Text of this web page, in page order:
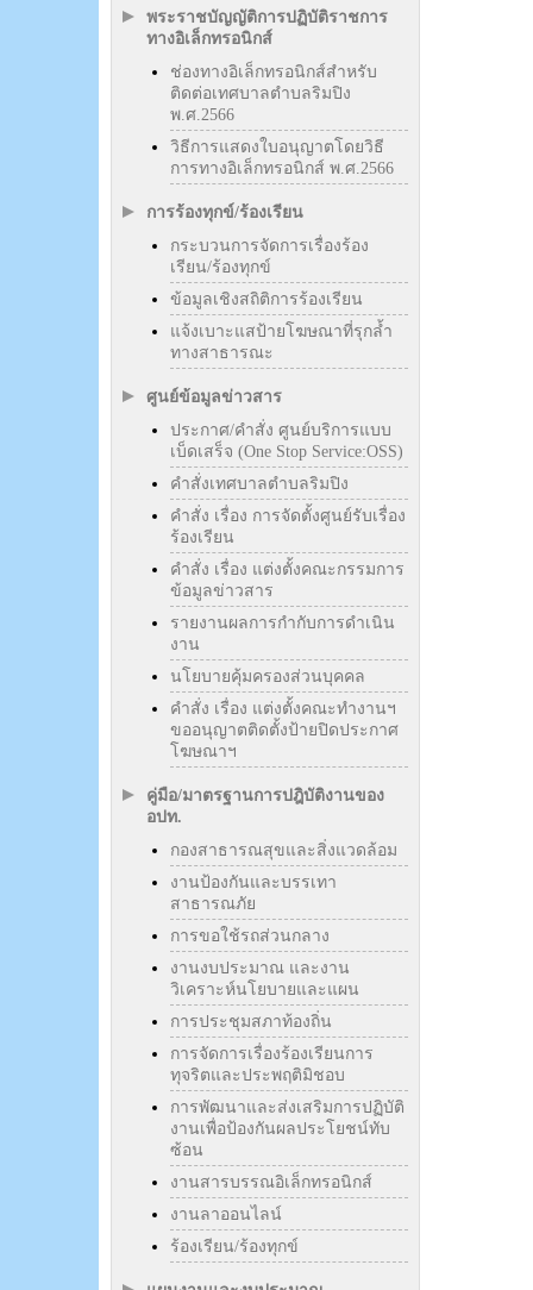
พระราชบัญญัติการปฏิบัติราชการ
ทางอิเล็กทรอนิกส์
ช่องทางอิเล็กทรอนิกส์สำหรับ
ติดต่อเทศบาลตำบลริมปิง
พ.ศ.2566
วิธีการแสดงใบอนุญาตโดยวิธี
การทางอิเล็กทรอนิกส์ พ.ศ.2566
การร้องทุกข์/ร้องเรียน
กระบวนการจัดการเรื่องร้อง
เรียน/ร้องทุกข์
ข้อมูลเชิงสถิติการร้องเรียน
แจ้งเบาะแสป้ายโฆษณาที่รุกล้ำ
ทางสาธารณะ
ศูนย์ข้อมูลข่าวสาร
ประกาศ/คำสั่ง ศูนย์บริการแบบ
เบ็ดเสร็จ (One Stop Service:OSS)
คำสั่งเทศบาลตำบลริมปิง
คำสั่ง เรื่อง การจัดตั้งศูนย์รับเรื่อง
ร้องเรียน
คำสั่ง เรื่อง แต่งตั้งคณะกรรมการ
ข้อมูลข่าวสาร
รายงานผลการกำกับการดำเนิน
งาน
นโยบายคุ้มครองส่วนบุคคล
คำสั่ง เรื่อง แต่งตั้งคณะทำงานฯ
ขออนุญาตติดตั้งป้ายปิดประกาศ
โฆษณาฯ
คู่มือ/มาตรฐานการปฎิบัติงานของ
อปท.
กองสาธารณสุขและสิ่งแวดล้อม
งานป้องกันและบรรเทา
สาธารณภัย
การขอใช้รถส่วนกลาง
งานงบประมาณ และงาน
วิเคราะห์นโยบายและแผน
การประชุมสภาท้องถิ่น
การจัดการเรื่องร้องเรียนการ
ทุจริตและประพฤติมิชอบ
การพัฒนาและส่งเสริมการปฏิบัติ
งานเพื่อป้องกันผลประโยชน์ทับ
ซ้อน
งานสารบรรณอิเล็กทรอนิกส์
งานลาออนไลน์
ร้องเรียน/ร้องทุกข์